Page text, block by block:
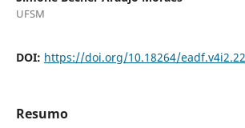
UFSM
DOI: https://doi.org/10.18264/
Resumo